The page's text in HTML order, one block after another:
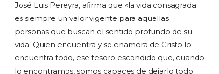
José Luis Pereyra, afirma que «la vida consagrada
es siempre un valor vigente para aquellas
personas que buscan el sentido profundo de su
vida. Quien encuentra y se enamora de Cristo lo
encuentra todo, ese tesoro escondido que, cuando
lo encontramos, somos capaces de dejarlo todo